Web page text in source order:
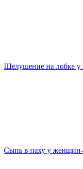
Шелушение на лобке
Сыпь в паху у женщин-